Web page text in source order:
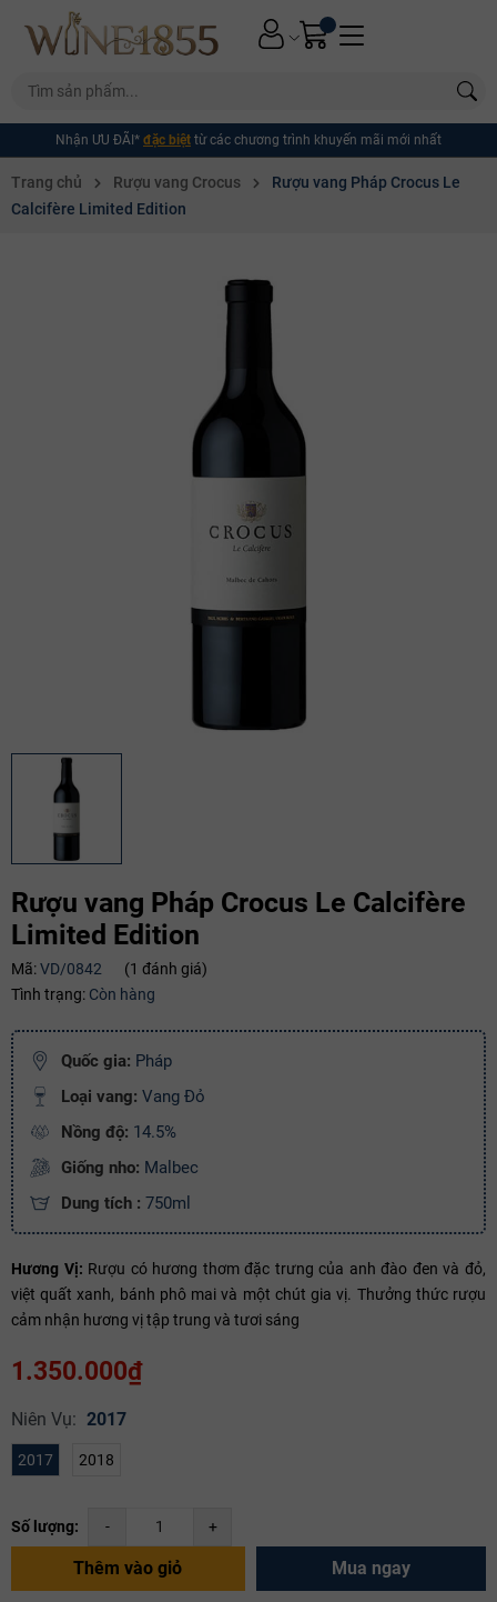
Nhận ƯU ĐÃI* đặc biệt từ các chương trình khuyến mãi mới nhất
Trang chủ Rượu vang Crocus
Rượu vang Pháp Crocus Le
Calcifère Limited Edition
Rượu vang Pháp Crocus Le Calcifère
Limited Edition
Mã:VD/0842
(1 đánh giá)
Tình trạng: Còn hàng
Quốc gia: Pháp
Loại vang: Vang Đỏ
Nồng độ: 14.5%
Giống nho: Malbec
Dung tích : 750ml
Hương Vị: Rượu có hương thơm đặc trưng của anh đào đen và đỏ,
việt quất xanh, bánh phô mai và một chút gia vị. Thưởng thức rượu
cảm nhận hương vị tập trung và tươi sáng
1.350.000₫
Niên Vụ: 2017
2017 2018
Số lượng: - +
Thêm vào giỏ Mua ngay
Mã giảm giá:
Điều kiện:
Copy mã và nhập mã ở trang